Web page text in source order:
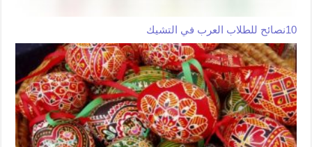
10نصائح للطلاب العرب في التشيك